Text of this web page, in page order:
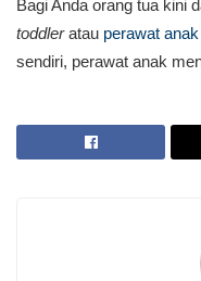
Bagi Anda orang tua kini
toddleratau perawat
sendiri, perawat anak